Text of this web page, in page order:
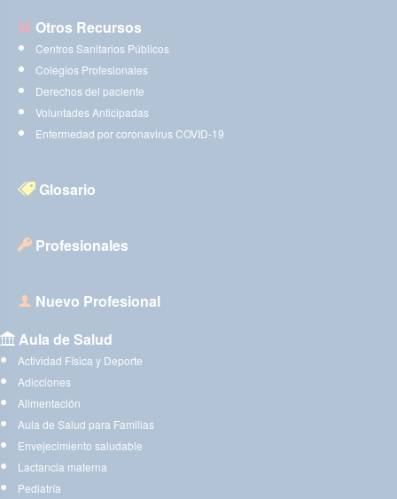
Otros Recursos
Centros Sanitarios Públicos
Colegios Profesionales
Derechos del paciente
Voluntades Anticipadas
Enfermedad por coronavirus COVID-19
Glosario
Profesionales
Nuevo Profesional
Aula de Salud
Actividad Física y Deporte
Adicciones
Alimentación
Aula de Salud para Familias
Envejecimiento saludable
Lactancia materna
Pediatría